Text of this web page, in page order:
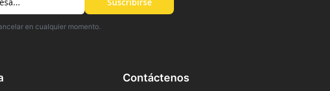
en cualquier momento.
Contáctenos